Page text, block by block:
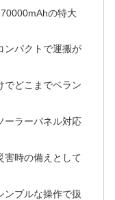
の特大
ンパクトで運搬が
でどこまでベラン
ーラーパネル対応
害時の備えとして
ンプルな操作で扱